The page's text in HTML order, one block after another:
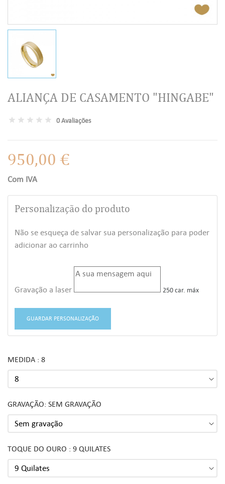
ALIANÇA DE CASAMENTO "HINGABE"
0 Avaliações
950,00 €
Com IVA
Personalização do produto
Não se esqueça de salvar sua personalização para poder
adicionar ao carrinho
Gravação a laser 250 car. máx
GUARDAR PERSONALIZAÇÃO
MEDIDA : 8
GRAVAÇÃO: SEM GRAVAÇÃO
TOQUE DO OURO : 9 QUILATES